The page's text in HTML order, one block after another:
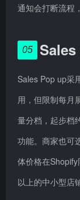
通知会打断流程
05
Sales Pop up采
用，但限制每月
量分档，起步档
功能。商家也可
体价格在
以上的中小型店